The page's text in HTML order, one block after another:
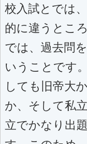
校入試とでは
的に違うとこ
では、過去問
いうことです
しても旧帝大
か、そして私
立でかなり出